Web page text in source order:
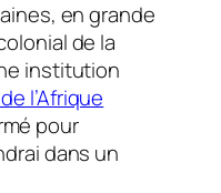
en grande
de la
institution
l’Afrique
pour
dans un